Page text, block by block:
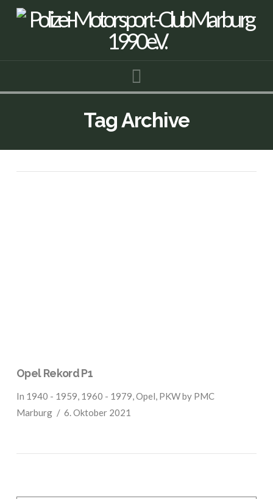
Tag Archive
Opel Rekord P1
In 1940 - 1959, 1960 - 1979,Opel, PKWby PMC
Marburg
6. Oktober 2021